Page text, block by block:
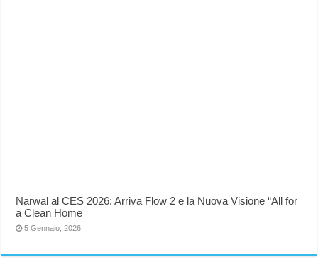
Narwal al CES 2026: Arriva Flow 2 e la Nuova Visione “All for
a Clean Home
5 Gennaio, 2026